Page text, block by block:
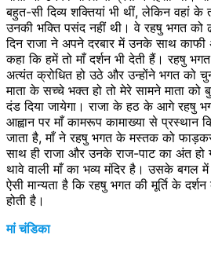
बहुत-सी दिव्य शक्तियां भी थीं, लेकिन वहां के
उनकी भक्ति पसंद नहीं थी। वे रहषु भगत
दिन राजा ने अपने दरबार में उनके साथ काफी
कहा कि हमें तो माँ दर्शन भी देती हैं। रहषु
अत्यंत क्रोधित हो उठे और उन्होंने भगत को
माता के सच्चे भक्त हो तो मेरे सामने माता को
दंड दिया जायेगा। राजा के हठ के आगे रहषु
आह्वान पर माँ कामरूप कामाख्या से प्रस्थान
जाता है, माँ ने रहषु भगत के मस्तक को
साथ ही राजा और उनके राज-पाट का अंत
थावे वाली माँ का भव्य मंदिर है। उसके बगल
ऐसी मान्यता है कि रहषु भगत की मूर्ति के
होती है।
मां चंडिका